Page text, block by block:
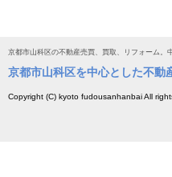
京都市山科区の不動産売買、買取、リフォーム。
京都市山科区を中心とした不動
Copyright (C) kyoto fudousanhanbai All